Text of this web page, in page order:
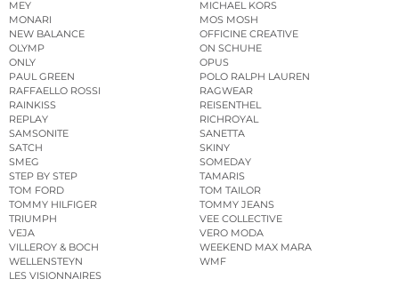
MEY
MICHAEL KORS
MONARI
MOS MOSH
NEW BALANCE
OFFICINE CREATIVE
OLYMP
ON SCHUHE
ONLY
OPUS
PAUL GREEN
POLO RALPH LAUREN
RAFFAELLO ROSSI
RAGWEAR
RAINKISS
REISENTHEL
REPLAY
RICHROYAL
SAMSONITE
SANETTA
SATCH
SKINY
SMEG
SOMEDAY
STEP BY STEP
TAMARIS
TOM FORD
TOM TAILOR
TOMMY HILFIGER
TOMMY JEANS
TRIUMPH
VEE COLLECTIVE
VEJA
VERO MODA
VILLEROY & BOCH
WEEKEND MAX MARA
WELLENSTEYN
WMF
LES VISIONNAIRES